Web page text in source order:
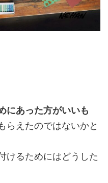
にあった方がいいも
らえたのではないかと
けるためにはどうした